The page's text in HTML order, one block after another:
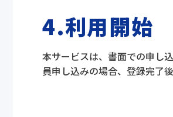
4.利用開始
本サービスは、書面での申し
員申し込みの場合、登録完了